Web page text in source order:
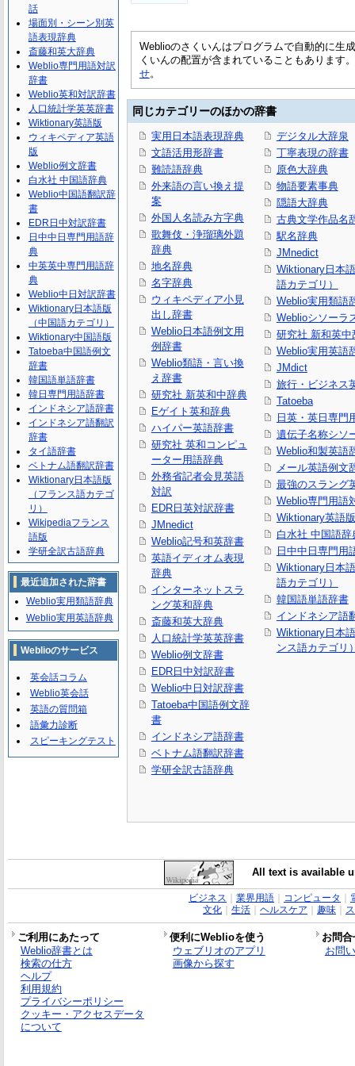
Weblioのさくいんはプログラムで自動的に生
くいんの配置が含まれていることもあります
せ。
同じカテゴリーのほかの辞書
実用日本語表現辞典
文語活用形辞書
難読語辞典
外来語の言い換え提
案
外国人名読み方字典
歌舞伎・浄瑠璃外題
辞典
地名辞典
名字辞典
ウィキペディア小見
出し辞書
Weblio日本語例文用
例辞書
Weblio類語・言い換
え辞書
研究社 新英和中辞典
Eゲイト英和辞典
ハイパー英語辞書
研究社 英和コンピュ
ーター用語辞典
外務省記者会見英語
対訳
EDR日英対訳辞書
JMnedict
Weblio記号和英辞書
英語イディオム表現
辞典
インターネットスラ
ング英和辞典
斎藤和英大辞典
人口統計学英英辞書
Weblio例文辞書
EDR日中対訳辞書
Weblio中日対訳辞書
Tatoeba中国語例文辞
書
インドネシア語辞書
ベトナム語翻訳辞書
学研全訳古語辞典
デジタル大辞泉
丁寧表現の辞書
原色大辞典
物語要素事典
隠語大辞典
古典文学作品名
駅名辞典
JMnedict
Wiktionary日本
語カテゴリ）
Weblio実用類語
Weblioシソーラ
研究社 新和英中
Weblio実用英語
JMdict
旅行・ビジネス
Tatoeba
日英・英日専門
遺伝子名称シソ
Weblio和製英語
メール英語例文
最強のスラング
Weblio専門用語
Wiktionary英語版
白水社 中国語辞
日中中日専門用
Wiktionary日本
語カテゴリ）
韓国語単語辞書
インドネシア語
Wiktionary日本
ンス語カテゴリ
話
場面別・シーン別英
語表現辞典
斎藤和英大辞典
Weblio専門用語対訳
辞書
Weblio英和対訳辞書
人口統計学英英辞書
Wiktionary英語版
ウィキペディア英語
版
Weblio例文辞書
白水社 中国語辞典
Weblio中国語翻訳辞
書
EDR日中対訳辞書
日中中日専門用語辞
典
中英英中専門用語辞
典
Weblio中日対訳辞書
Wiktionary日本語版
（中国語カテゴリ）
Wiktionary中国語版
Tatoeba中国語例文
辞書
韓国語単語辞書
韓日専門用語辞書
インドネシア語辞書
インドネシア語翻訳
辞書
タイ語辞書
ベトナム語翻訳辞書
Wiktionary日本語版
（フランス語カテゴ
リ）
Wikipediaフランス
語版
学研全訳古語辞典
最近追加された辞書
Weblio実用類語辞典
Weblio実用英語辞典
Weblioのサービス
英会話コラム
Weblio英会話
英語の質問箱
語彙力診断
スピーキングテスト
All text is available
ビジネス 業界用語｜ コンピュータ
文化｜ 生活｜ ヘルスケア 趣味｜
ご利用にあたって 便利にWeblioを使う
お問
Weblio辞書とは
検索の仕方
ヘルプ
利用規約
プライバシーポリシー
クッキー・アクセスデータ
について
ウェブリオのアプリ
画像から探す
お問